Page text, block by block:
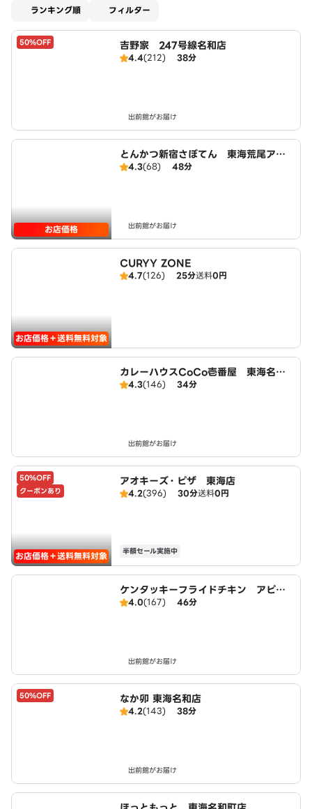
ランキング順 フィルター
50%OFF 吉野家 247号線名和店
4.4(212) 38分
出前館がお届け
お店価格
とんかつ新宿さぼてん 東海荒尾アピ
タ店
4.3(68) 48分
出前館がお届け
お店価格＋送料無料対象
CURYY ZONE
4.7(126) 25分送料0円
カレーハウスCoCo壱番屋 東海名和
店（SD）
4.3(146) 34分
出前館がお届け
50%OFF
クーポンあり
お店価格＋送料無料対象
アオキーズ・ピザ 東海店
4.2(396) 30分送料0円
半額セール実施中
ケンタッキーフライドチキン アピタ
東海荒尾店
4.0(167) 46分
出前館がお届け
50%OFF なか卯 東海名和店
4.2(143) 38分
出前館がお届け